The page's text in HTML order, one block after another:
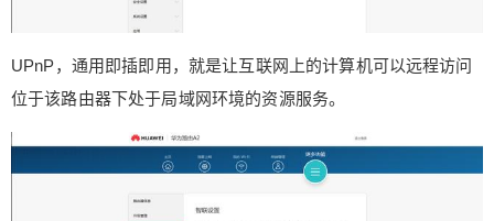
UPnP，通用即插即用，就是让互联网上的计算机可以远程访问
位于该路由器下处于局域网环境的资源服务。